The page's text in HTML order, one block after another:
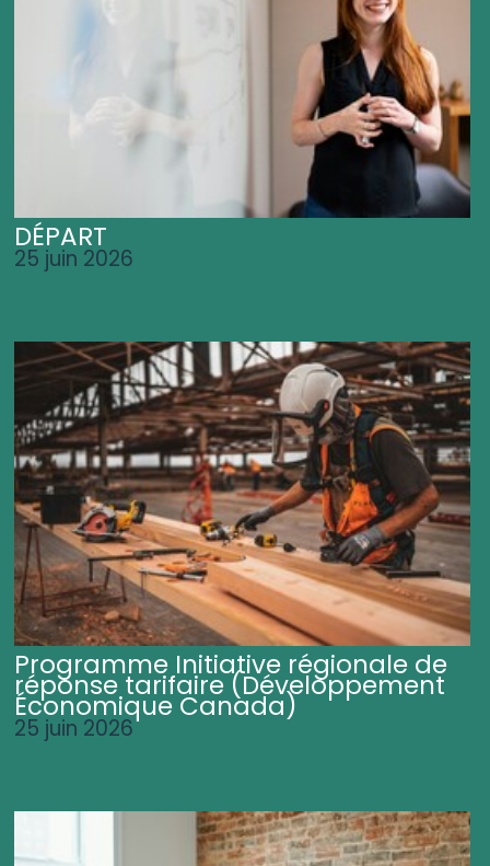
DÉPART
25 juin 2026
Programme Initiative régionale de
réponse tarifaire (Développement
Économique Canada)
25 juin 2026